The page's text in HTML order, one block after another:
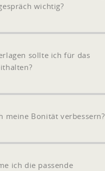
wichtig?
sollte ich für das
meine Bonität verbessern?
ich die passende